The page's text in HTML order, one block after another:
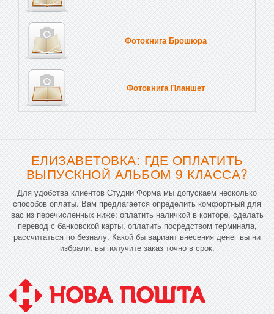
Фотокнига Брошюра
Фотокнига Планшет
ЕЛИЗАВЕТОВКА: ГДЕ ОПЛАТИТЬ
ВЫПУСКНОЙ АЛЬБОМ 9 КЛАССА?
Для удобства клиентов Студии Форма мы допускаем несколько
способов оплаты. Вам предлагается определить комфортный для
вас из перечисленных ниже: оплатить наличкой в конторе, сделать
перевод с банковской карты, оплатить посредством терминала,
рассчитаться по безналу. Какой бы вариант внесения денег вы ни
избрали, вы получите заказ точно в срок.